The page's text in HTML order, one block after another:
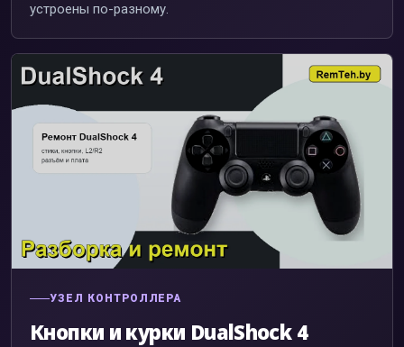
устроены по-разному.
УЗЕЛ КОНТРОЛЛЕРА
Кнопки и курки DualShock 4